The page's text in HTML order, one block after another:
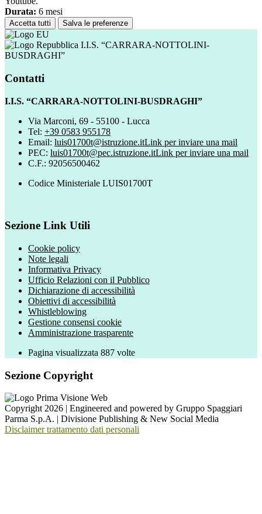
Durata: 6 mesi
Accetta tutti Salva le preferenze
I.I.S. “CARRARA-NOTTOLINI-
BUSDRAGHI”
Contatti
I.I.S. “CARRARA-NOTTOLINI-BUSDRAGHI”
Via Marconi, 69 - 55100 - Lucca
Tel: +39 0583 955178
Email: luis01700t@istruzione.itLink per inviare una mail
PEC: luis01700t@pec.istruzione.itLink per inviare una mail
C.F.: 92056500462
Codice Ministeriale LUIS01700T
Sezione Link Utili
Cookie policy
Note legali
Informativa Privacy
Ufficio Relazioni con il Pubblico
Dichiarazione di accessibilità
Obiettivi di accessibilità
Whistleblowing
Gestione consensi cookie
Amministrazione trasparente
Pagina visualizzata 887 volte
Sezione Copyright
Copyright 2026 | Engineered and powered by Gruppo Spaggiari
Parma S.p.A. | Divisione Publishing & New Social Media
Disclaimer trattamento dati personali